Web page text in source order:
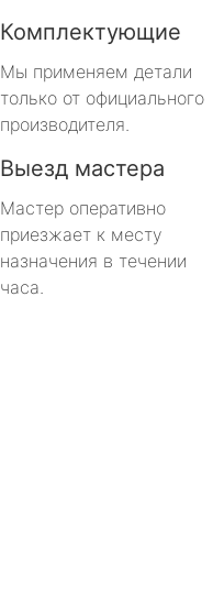
Комплектующие
Мы применяем детали
только от официального
производителя.
Выезд мастера
Мастер оперативно
приезжает к месту
назначения в течении
часа.